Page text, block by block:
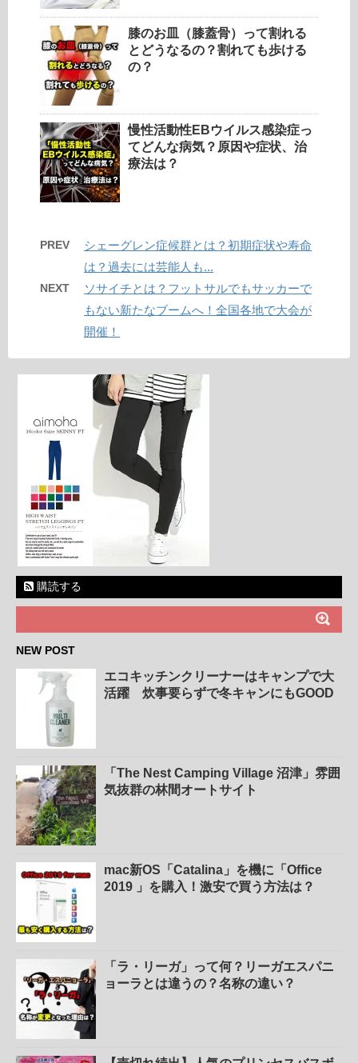
膝のお皿（膝蓋骨）って割れる
とどうなるの？割れても歩ける
の？
慢性活動性EBウイルス感染症っ
てどんな病気？原因や症状、治
療法は？
PREV
シェーグレン症候群とは？初期症状や寿命
は？過去には芸能人も...
NEXT
ソサイチとは？フットサルでもサッカーで
もない新たなブームへ！全国各地で大会が
開催！
購読する
NEW POST
エコキッチンクリーナーはキャンプで大
活躍 炊事要らずで冬キャンにもGOOD
「The Nest Camping Village 沼津」雰囲
気抜群の林間オートサイト
mac新OS「Catalina」を機に「Office
2019 」を購入！激安で買う方法は？
「ラ・リーガ」って何？リーガエスパニ
ョーラとは違うの？名称の違い？